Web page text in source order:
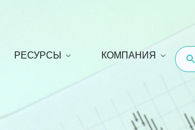
РЕСУРСЫ КОМПАНИЯ